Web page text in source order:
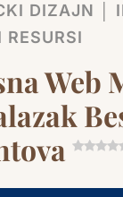
DIZAJN │
Web